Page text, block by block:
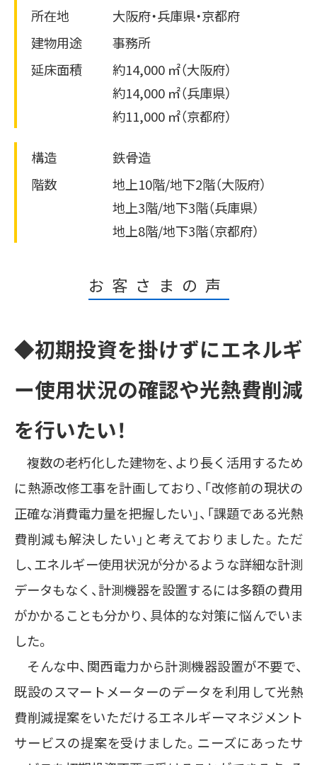
所在地
大阪府・兵庫県・京都府
建物用途
事務所
延床面積
約14,000 ㎡（大阪府）
約14,000 ㎡（兵庫県）
約11,000 ㎡（京都府）
構造
鉄骨造
階数
地上10階/地下2階（大阪府）
地上3階/地下3階（兵庫県）
地上8階/地下3階（京都府）
お客さまの声
◆初期投資を掛けずにエネルギ
ー使用状況の確認や光熱費削減
を行いたい！
複数の老朽化した建物を、より長く活用するため
に熱源改修工事を計画しており、「改修前の現状の
正確な消費電力量を把握したい」、「課題である光熱
費削減も解決したい」と考えておりました。ただ
し、エネルギー使用状況が分かるような詳細な計測
データもなく、計測機器を設置するには多額の費用
がかかることも分かり、具体的な対策に悩んでいま
した。
そんな中、関西電力から計測機器設置が不要で、
既設のスマートメーターのデータを利用して光熱
費削減提案をいただけるエネルギーマネジメント
サービスの提案を受けました。ニーズにあったサ